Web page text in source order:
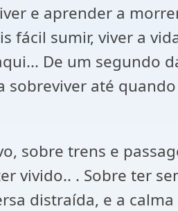
e aprender a
fácil sumir, viver a
De um segundo
até quando
sobre trens e
vivido.. . Sobre ter
distraída, e a